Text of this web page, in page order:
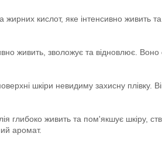
жирних кислот, яке інтенсивно живить
живить, зволожує та відновлює.
шкіри невидиму захисну плівку.
глибоко живить та пом'якшує шкіру,
аромат.